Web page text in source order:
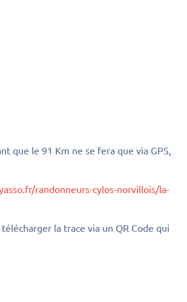
que le 91 Km ne se fera que via GPS,
randonneurs-cylos-norvillois/la-
la trace via un QR Code qui